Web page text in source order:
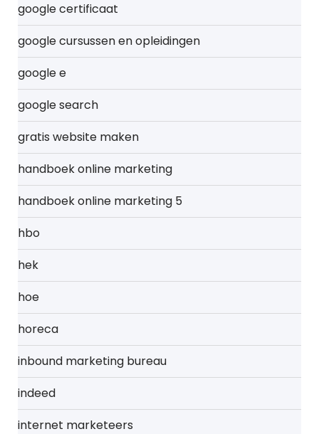
google certificaat
google cursussen en opleidingen
google e
google search
gratis website maken
handboek online marketing
handboek online marketing 5
hbo
hek
hoe
horeca
inbound marketing bureau
indeed
internet marketeers